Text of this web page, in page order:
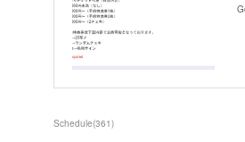
Schedule(361)